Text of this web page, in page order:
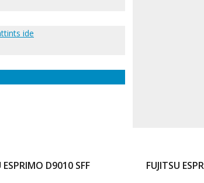
ide
ESPRIMO D9010 SFF FUJITSU